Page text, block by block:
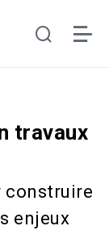
travaux
construire
enjeux